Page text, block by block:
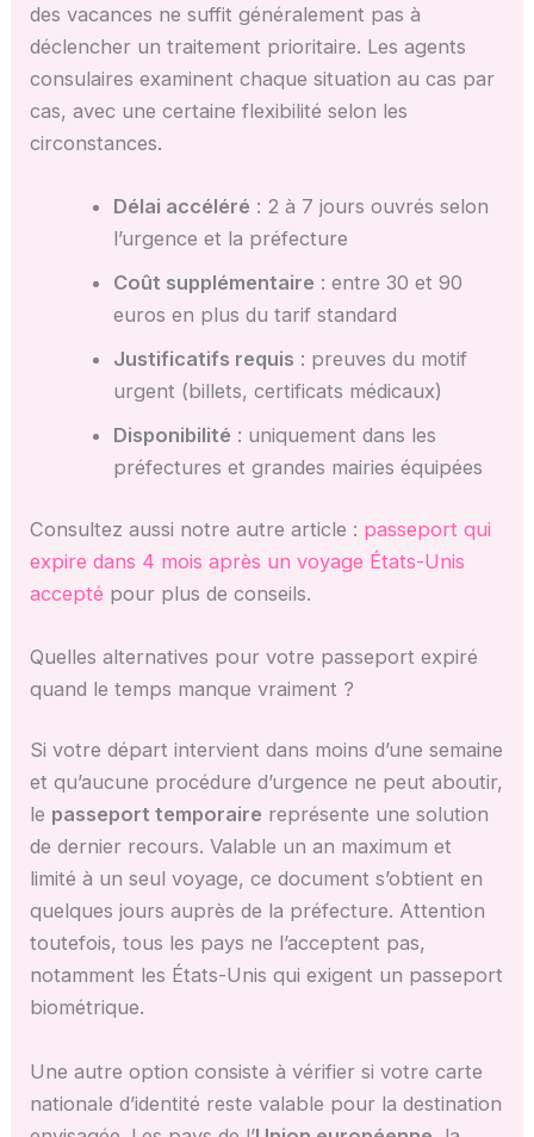
des vacances ne suffit généralement pas à
déclencher un traitement prioritaire. Les agents
consulaires examinent chaque situation au cas par
cas, avec une certaine flexibilité selon les
circonstances.
Délai accéléré : 2 à 7 jours ouvrés selon
l’urgence et la préfecture
Coût supplémentaire : entre 30 et 90
euros en plus du tarif standard
Justificatifs requis : preuves du motif
urgent (billets, certificats médicaux)
Disponibilité : uniquement dans les
préfectures et grandes mairies équipées
Consultez aussi notre autre article : passeport qui
expire dans 4 mois après un voyage États-Unis
accepté pour plus de conseils.
Quelles alternatives pour votre passeport expiré
quand le temps manque vraiment ?
Si votre départ intervient dans moins d’une semaine
et qu’aucune procédure d’urgence ne peut aboutir,
le passeport temporaire représente une solution
de dernier recours. Valable un an maximum et
limité à un seul voyage, ce document s’obtient en
quelques jours auprès de la préfecture. Attention
toutefois, tous les pays ne l’acceptent pas,
notamment les États-Unis qui exigent un passeport
biométrique.
Une autre option consiste à vérifier si votre carte
nationale d’identité reste valable pour la destination